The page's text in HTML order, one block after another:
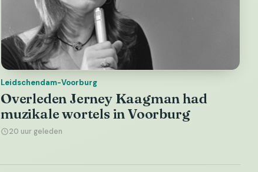
Leidschendam-Voorburg
Overleden Jerney Kaagman had
muzikale wortels in Voorburg
20 uur geleden